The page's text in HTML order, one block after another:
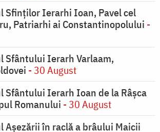
Sfinților Ierarhi Ioan, Pavel cel
Patriarhi ai Constantinopolului -
Sfântului Ierarh Varlaam,
- 30 August
Sfântului Ierarh Ioan de la Râșca
Romanului - 30 August
Așezării în raclă a brâului Maicii